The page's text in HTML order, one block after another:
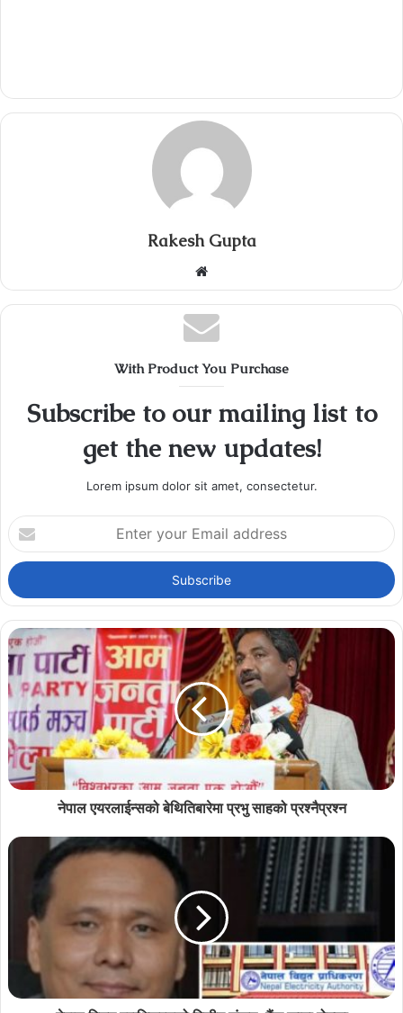
Rakesh Gupta
Website
With Product You Purchase
Subscribe to our mailing list to
get the new updates!
Lorem ipsum dolor sit amet, consectetur.
Enter
your
Email
address
नेपाल एयरलाईन्सको बेथितिबारेमा प्रभु साहको प्रश्नैप्रश्न